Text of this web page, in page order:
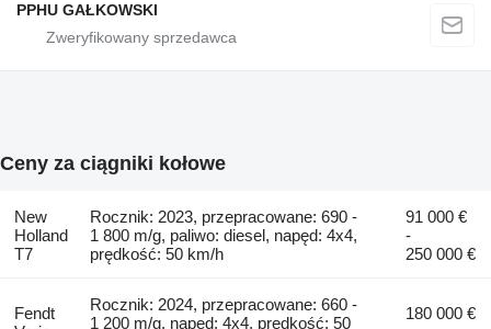
PPHU GAŁKOWSKI
Ceny za ciągniki kołowe
New
Holland
T7
Rocznik: 2023, przepracowane: 690 -
1 800 m/g, paliwo: diesel, napęd: 4x4,
prędkość: 50 km/h
91 000 €
-
250 000 €
Fendt
Rocznik: 2024, przepracowane: 660 -
1 200 m/g, napęd: 4x4, prędkość: 50
180 000 €